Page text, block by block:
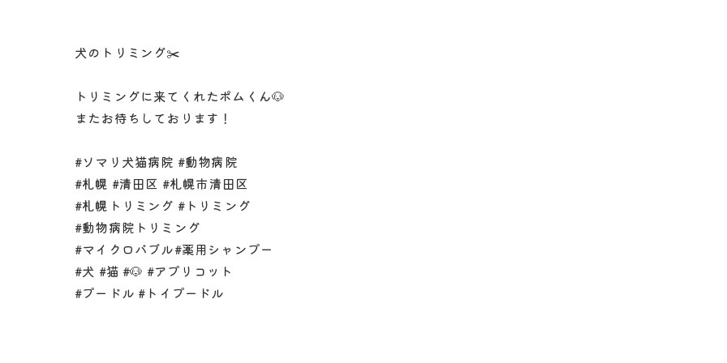
犬のトリミング✂️
トリミングに来てくれたポムくん🐶
またお待ちしております！
#ソマリ犬猫病院 #動物病院
#札幌 #清田区 #札幌市清田区
#札幌トリミング #トリミング
#動物病院トリミング
#マイクロバブル#薬用シャンプー
#犬 #猫 #🐶 #アプリコット
#プードル #トイプードル